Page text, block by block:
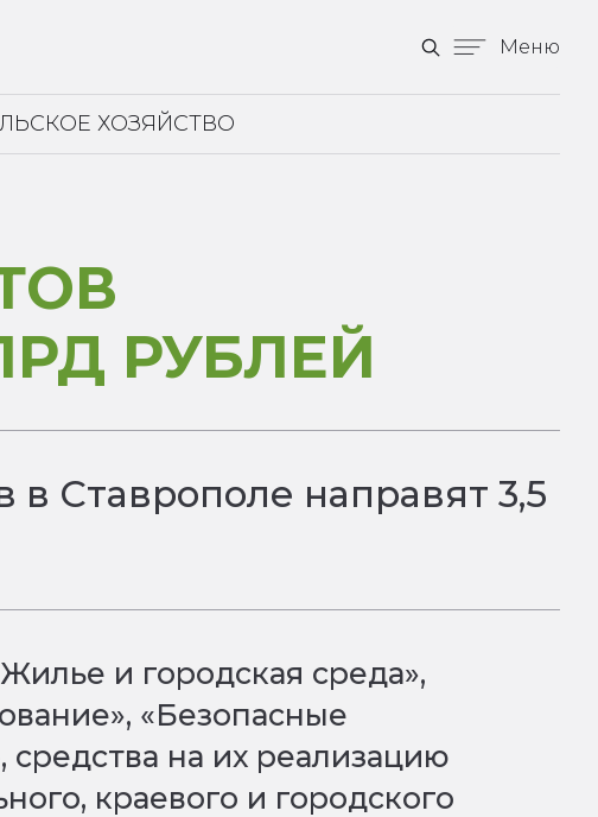
Меню
ХОЗЯЙСТВО
РУБЛЕЙ
Ставрополе направят 3,5
и городская среда»,
«Безопасные
средства на их реализацию
краевого и городского